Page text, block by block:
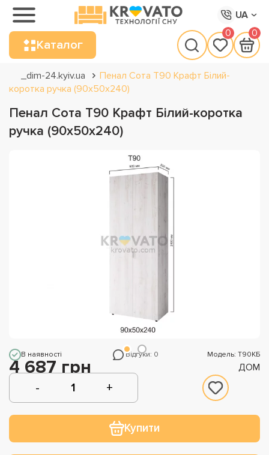
UA
Каталог
0 0
_dim-24.kyiv.ua
Пенал Сота Т90 Крафт Білий-
коротка ручка (90х50х240)
Пенал Сота Т90 Крафт Білий-коротка
ручка (90х50х240)
В наявності Відгуки: 0 Модель: Т90КБ
4 687 грн ДОМ
Купити